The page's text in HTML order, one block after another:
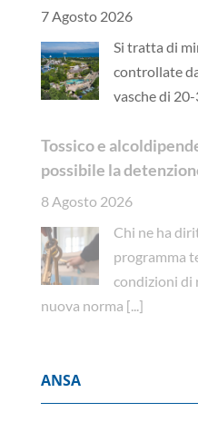
7 Agosto 2026
Si tratta di
controllate
vasche di
Tossico e
possibile la
8 Agosto 2026
Chi ne ha
programma
condizioni di
nuova norma [...]
ANSA